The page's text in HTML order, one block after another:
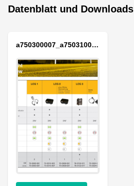
Datenblatt und Downloads
a750300007_a750310001_a765132017_aspoeck_lcg_bro_d.pdf